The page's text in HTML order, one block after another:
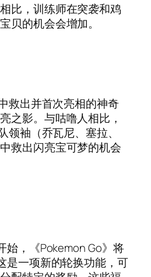
比，训练师在突袭和鸡
贝的机会会增加。
救出并首次亮相的神奇
之影。与咕噜人相比，
领袖（乔瓦尼、塞拉、
救出闪亮宝可梦的机会
始，《Pokemon Go》将
是一项新的轮换功能，可